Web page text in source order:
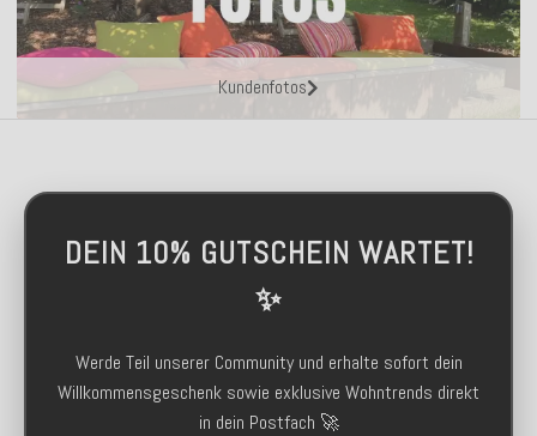
Kundenfotos
DEIN 10% GUTSCHEIN WARTET!
✨
Werde Teil unserer Community und erhalte sofort dein
Willkommensgeschenk sowie exklusive Wohntrends direkt
in dein Postfach 🚀